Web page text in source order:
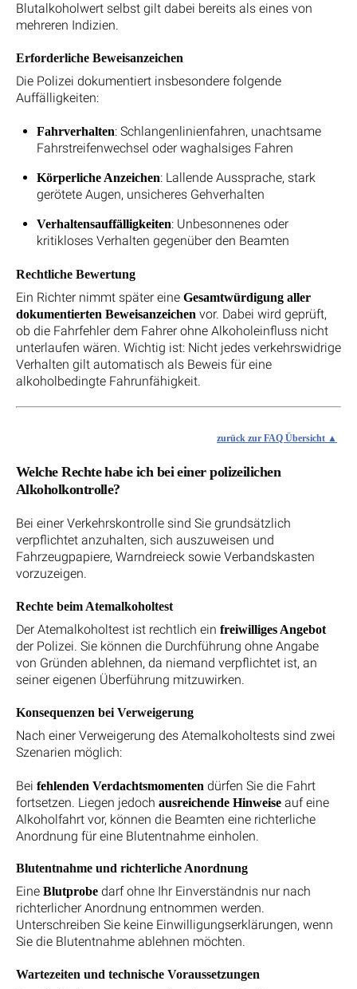
Blutalkoholwert selbst gilt dabei bereits als eines von
mehreren Indizien.
Erforderliche Beweisanzeichen
Die Polizei dokumentiert insbesondere folgende
Auffälligkeiten:
Fahrverhalten: Schlangenlinienfahren, unachtsame
Fahrstreifenwechsel oder waghalsiges Fahren
Körperliche Anzeichen: Lallende Aussprache, stark
gerötete Augen, unsicheres Gehverhalten
Verhaltensauffälligkeiten: Unbesonnenes oder
kritikloses Verhalten gegenüber den Beamten
Rechtliche Bewertung
Ein Richter nimmt später eine Gesamtwürdigung aller
dokumentierten Beweisanzeichen vor. Dabei wird geprüft,
ob die Fahrfehler dem Fahrer ohne Alkoholeinfluss nicht
unterlaufen wären. Wichtig ist: Nicht jedes verkehrswidrige
Verhalten gilt automatisch als Beweis für eine
alkoholbedingte Fahrunfähigkeit.
zurück zur FAQ Übersicht
Welche Rechte habe ich bei einer polizeilichen
Alkoholkontrolle?
Bei einer Verkehrskontrolle sind Sie grundsätzlich
verpflichtet anzuhalten, sich auszuweisen und
Fahrzeugpapiere, Warndreieck sowie Verbandskasten
vorzuzeigen.
Rechte beim Atemalkoholtest
Der Atemalkoholtest ist rechtlich ein freiwilliges Angebot
der Polizei. Sie können die Durchführung ohne Angabe
von Gründen ablehnen, da niemand verpflichtet ist, an
seiner eigenen Überführung mitzuwirken.
Konsequenzen bei Verweigerung
Nach einer Verweigerung des Atemalkoholtests sind zwei
Szenarien möglich:
Bei fehlenden Verdachtsmomenten dürfen Sie die Fahrt
fortsetzen. Liegen jedoch ausreichende Hinweise auf eine
Alkoholfahrt vor, können die Beamten eine richterliche
Anordnung für eine Blutentnahme einholen.
Blutentnahme und richterliche Anordnung
Eine Blutprobe darf ohne Ihr Einverständnis nur nach
richterlicher Anordnung entnommen werden.
Unterschreiben Sie keine Einwilligungserklärungen, wenn
Sie die Blutentnahme ablehnen möchten.
Wartezeiten und technische Voraussetzungen